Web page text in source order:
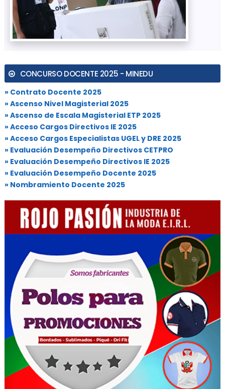
CONCURSO DOCENTE 2025 - MINEDU
» Contrato Docente 2025
» Ascenso Nivel Magisterial 2025
» Ascenso de Escala Magisterial ETP 2025
» Acceso Cargos Directivos IE 2025
» Acceso Cargos Especialistas UGEL y DRE 2025
» Evaluación Desempeño Directivos CETPRO
» Evaluación Desempeño Directivos IE 2025
» Evaluación Desempeño Docente 2025
» Nombramiento Docente 2025